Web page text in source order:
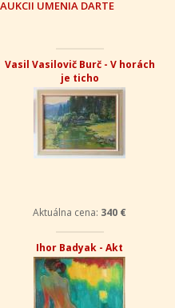
UMENIA DARTE
Vasil Vasilovič Burč - V horách
je ticho
Aktuálna cena: 340 €
Ihor Badyak - Akt